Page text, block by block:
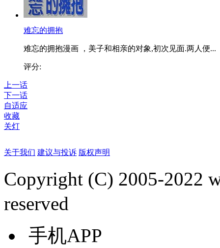
难忘的拥抱
难忘的拥抱漫画 ，美子和相亲的对象,初次见面.两人便...
评分:
上一话
下一话
自适应
收藏
关灯
关于我们 建议与投诉 版权声明
Copyright (C) 2005-2022
reserved
手机APP